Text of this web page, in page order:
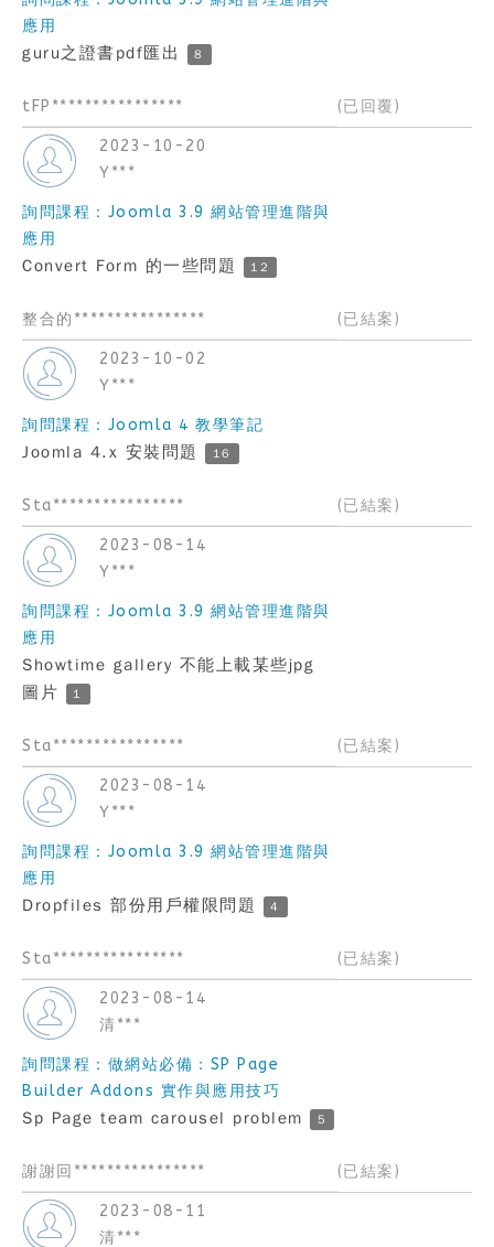
應用
guru之證書pdf匯出 8
tFP**************** (已回覆)
2023-10-20
Y***
詢問課程：Joomla 3.9 網站管理進階與
應用
Convert Form 的一些問題 12
整合的**************** (已結案)
2023-10-02
Y***
詢問課程：Joomla 4 教學筆記
Joomla 4.x 安裝問題 16
Sta**************** (已結案)
2023-08-14
Y***
詢問課程：Joomla 3.9 網站管理進階與
應用
Showtime gallery 不能上載某些jpg
圖片
1
Sta**************** (已結案)
2023-08-14
Y***
詢問課程：Joomla 3.9 網站管理進階與
應用
Dropfiles 部份用戶權限問題 4
Sta**************** (已結案)
2023-08-14
清***
詢問課程：做網站必備：SP Page
Builder Addons 實作與應用技巧
Sp Page team carousel problem 5
謝謝回**************** (已結案)
2023-08-11
清***